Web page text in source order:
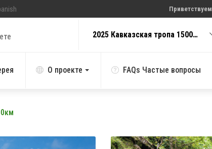
Приветствуем
2025 Кавказская тропа 1500км (14)
О проекте FAQs Частые вопросы